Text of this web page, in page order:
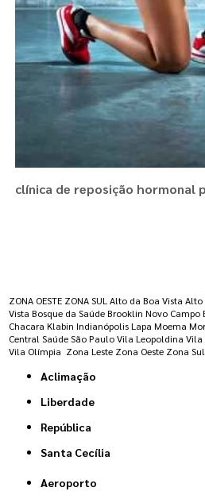
clínica de reposição hormonal
ZONA OESTE ZONA SUL Alto da Boa Vista Alto
Vista Bosque da Saúde Brooklin Novo Campo
Chacara Klabin Indianópolis Lapa Moema
Central Saúde São Paulo Vila Leopoldina Vila
Vila Olímpia Zona Leste Zona Oeste Zona Sul
Aclimação
Liberdade
República
Santa Cecília
Aeroporto